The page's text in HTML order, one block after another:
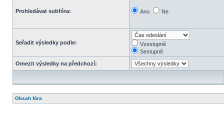
Prohledávat subfóra: Ano Ne
Seřadit výsledky podle:
Vzestupně
Sestupně
Omezit výsledky na předchozí:
Obsah fóra